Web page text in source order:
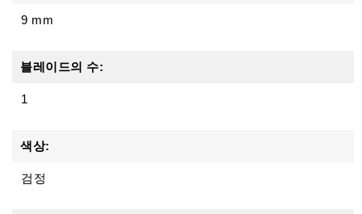
9 mm
블레이드의 수:
1
색상:
검정